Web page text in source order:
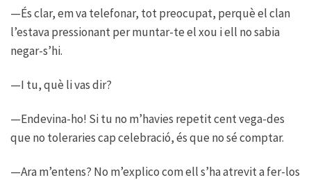
—És clar, em va telefonar, tot preocupat, perquè el clan
l’estava pressionant per muntar-te el xou i ell no sabia
negar-s’hi.
—I tu, què li vas dir?
—Endevina-ho! Si tu no m’havies repetit cent vega-des
que no toleraries cap celebració, és que no sé comptar.
—Ara m’entens? No m’explico com ell s’ha atrevit a fer-los